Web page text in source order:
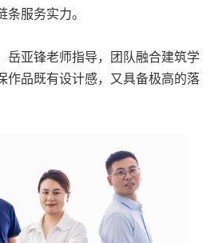
服务实力。
岳亚锋老师指导，团队融合建筑学
作品既有设计感，又具备极高的落